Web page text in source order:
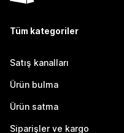
Tüm kategoriler
Satış kanalları
Ürün bulma
Ürün satma
Siparişler ve kargo